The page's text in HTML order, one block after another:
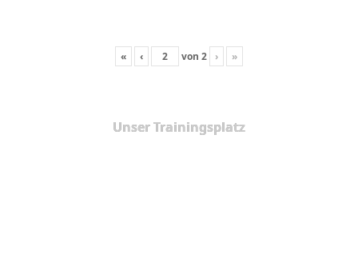
« ‹ von 2 › »
Unser Trainingsplatz